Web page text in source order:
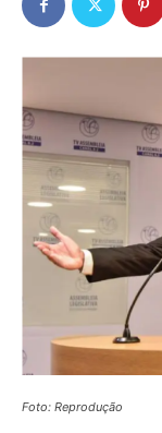
Foto: Reprodução